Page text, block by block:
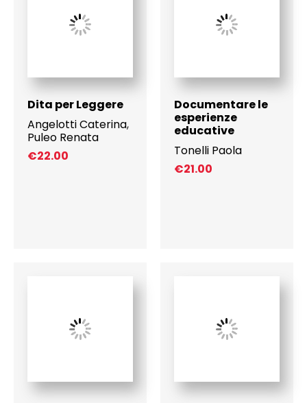
Dita per Leggere
Angelotti Caterina,
Puleo Renata
€22.00
Documentare le
esperienze
educative
Tonelli Paola
€21.00